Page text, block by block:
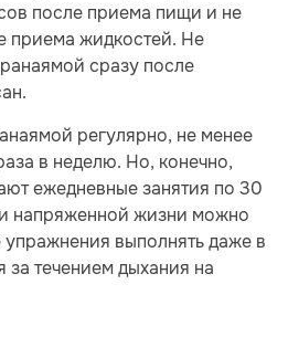
после приема пищи и не
приема жидкостей. Не
сразу после
регулярно, не менее
в неделю. Но, конечно,
ежедневные занятия по 30
напряженной жизни можно
выполнять даже в
за течением дыхания на